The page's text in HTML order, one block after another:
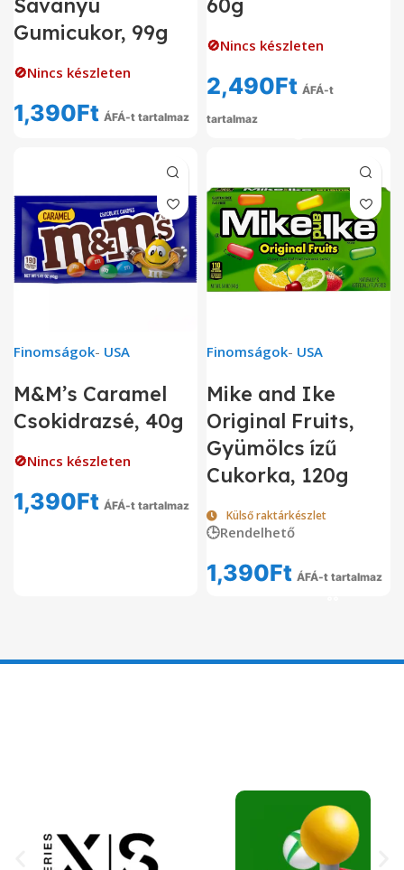
Savanyú
Gumicukor, 99g
🚫Nincs készleten
1,390Ft ÁFÁ-t tartalmaz
60g
🚫Nincs készleten
2,490Ft ÁFÁ-t
tartalmaz
Finomságok- USA
M&M’s Caramel
Csokidrazsé, 40g
🚫Nincs készleten
1,390Ft ÁFÁ-t tartalmaz
Finomságok- USA
Mike and Ike
Original Fruits,
Gyümölcs ízű
Cukorka, 120g
Külső raktárkészlet
🕒Rendelhető
1,390Ft ÁFÁ-t tartalmaz